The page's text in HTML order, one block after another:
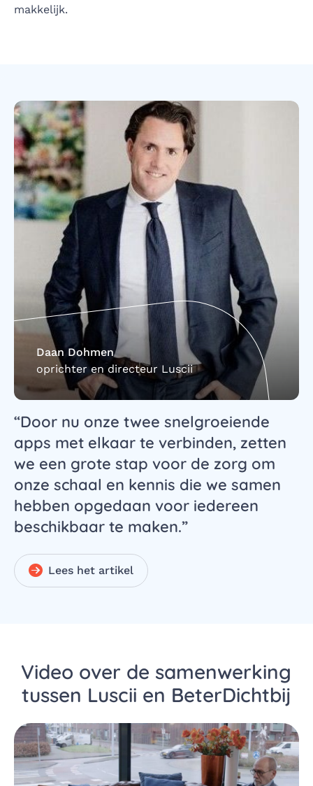
makkelijk.
Daan Dohmen
oprichter en directeur Luscii
Door nu onze twee snelgroeiende
apps met elkaar te verbinden, zetten
we een grote stap voor de zorg om
onze schaal en kennis die we samen
hebben opgedaan voor iedereen
beschikbaar te maken.
Lees het artikel
Video over de samenwerking
tussen Luscii en BeterDichtbij